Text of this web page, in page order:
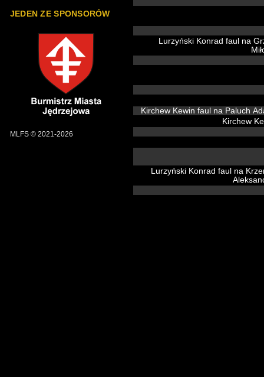
JEDEN ZE SPONSORÓW
MLFS © 2021-2026
Lurzyński Konrad faul na
Kirchew Kewin faul na Paluch
Kirchew
Lurzyński Konrad faul na